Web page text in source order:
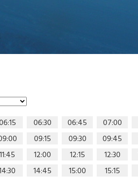
06:30 06:45 07:00
09:15 09:30 09:45
11:45 12:00 12:15 12:30
14:45 15:00 15:15